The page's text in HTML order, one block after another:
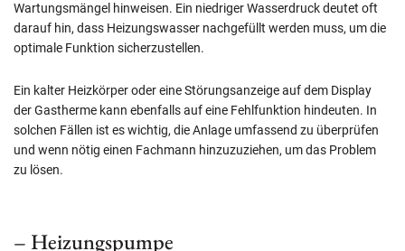
Wartungsmängel hinweisen. Ein niedriger Wasserdruck deutet oft
darauf hin, dass Heizungswasser nachgefüllt werden muss, um die
optimale Funktion sicherzustellen.
Ein kalter Heizkörper oder eine Störungsanzeige auf dem Display
der Gastherme kann ebenfalls auf eine Fehlfunktion hindeuten. In
solchen Fällen ist es wichtig, die Anlage umfassend zu überprüfen
und wenn nötig einen Fachmann hinzuzuziehen, um das Problem
zu lösen.
– Heizungspumpe